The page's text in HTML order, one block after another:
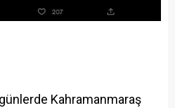
Kahramanmaraş